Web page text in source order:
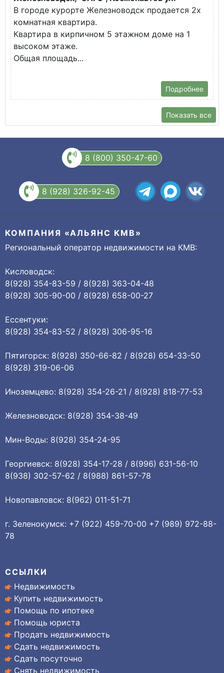
В городе курорте Железноводск продается 2х
комнатная квартира.
Квартира в кирпичном 5 этажном доме на 1
высоком этаже.
Общая площадь...
Подробнее
Показать все
8 (800) 350-47-60
8 (928) 326-92-45
КОМПАНИЯ «АЛЬЯНС КМВ»
Региональный оператор недвижимости на КМВ:
Кисловодск:
8(928) 354-83-59 / 8(928) 363-04-48
8(928) 305-90-00 / 8(928) 658-00-27
Ессентуки:
8(928) 354-83-52 / 8(928) 306-95-16
Пятигорск: 8(928) 350-66-82 / 8(928) 654-33-50
8(928) 319-06-06
Иноземцево: 8(928) 354-26-21 / 8(928) 818-77-53
Железноводск: 8(928) 354-38-49
Мин-Воды: 8(928) 354-24-95
Георгиевск: 8(928) 354-17-28 / 8(996) 631-56-10
8(938) 302-57-62 / 8(988) 861-57-78
Новопавловск: 8(962) 011-51-71
г. Зеленокумск: +7 (922) 459-70-00 +7 (989) 972-88-
78
ССЫЛКИ
Недвижимость
Купить недвижимость
Помощь по ипотеке
Помощь юриста
Продать недвижимость
Сдать недвижимость
Сдать посуточно
Снять недвижимость